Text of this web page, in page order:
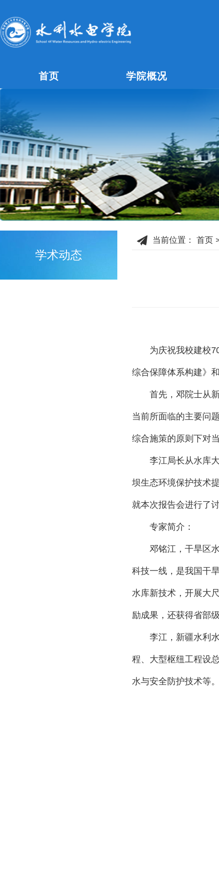
首页 学院概况
学术动态
当前位置： 首页
为庆祝我校建校
综合保障体系构建》
首先，邓院士从
当前所面临的主要问
综合施策的原则下对
李江局长从水库
坝生态环境保护技术
就本次报告会进行了
专家简介：
邓铭江，干旱区
科技一线，是我国干
水库新技术，开展大
励成果，还获得省部
李江，新疆水利
程、大型枢纽工程设
水与安全防护技术等